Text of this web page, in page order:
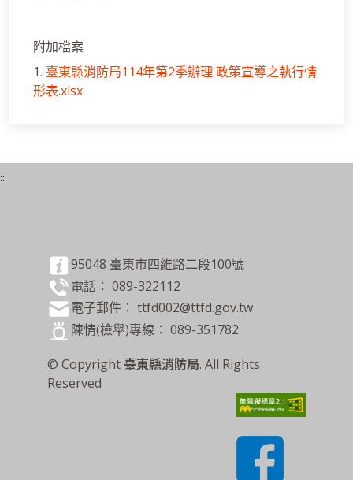
附加檔案
1. 臺東縣消防局114年第2季辦理 政策宣導之執行情
形表.xlsx
:::
95048 臺東市四維路二段100號
電話： 089-322112
電子郵件： ttfd002@ttfd.gov.tw
陳情(檢舉)專線： 089-351782
© Copyright 臺東縣消防局. All Rights
Reserved